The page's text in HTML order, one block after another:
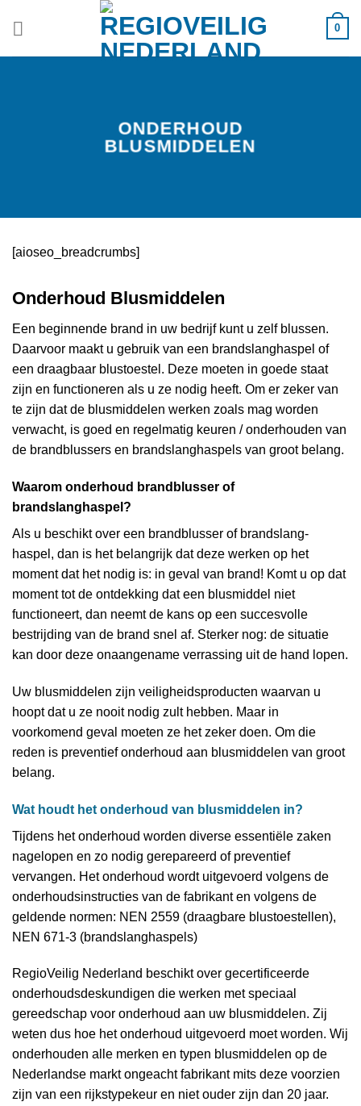
0
ONDERHOUD
BLUSMIDDELEN
[aioseo_breadcrumbs]
Onderhoud Blusmiddelen
Een beginnende brand in uw bedrijf kunt u zelf blussen.
Daarvoor maakt u gebruik van een brandslanghaspel of
een draagbaar blustoestel. Deze moeten in goede staat
zijn en functioneren als u ze nodig heeft. Om er zeker van
te zijn dat de blusmiddelen werken zoals mag worden
verwacht, is goed en regelmatig keuren / onderhouden van
de brandblussers en brandslanghaspels van groot belang.
Waarom onderhoud brandblusser of
brandslanghaspel?
Als u beschikt over een brandblusser of brandslang-
haspel, dan is het belangrijk dat deze werken op het
moment dat het nodig is: in geval van brand! Komt u op dat
moment tot de ontdekking dat een blusmiddel niet
functioneert, dan neemt de kans op een succesvolle
bestrijding van de brand snel af. Sterker nog: de situatie
kan door deze onaangename verrassing uit de hand lopen.
Uw blusmiddelen zijn veiligheidsproducten waarvan u
hoopt dat u ze nooit nodig zult hebben. Maar in
voorkomend geval moeten ze het zeker doen. Om die
reden is preventief onderhoud aan blusmiddelen van groot
belang.
Wat houdt het onderhoud van blusmiddelen in?
Tijdens het onderhoud worden diverse essentiële zaken
nagelopen en zo nodig gerepareerd of preventief
vervangen. Het onderhoud wordt uitgevoerd volgens de
onderhoudsinstructies van de fabrikant en volgens de
geldende normen: NEN 2559 (draagbare blustoestellen),
NEN 671-3 (brandslanghaspels)
RegioVeilig Nederland beschikt over gecertificeerde
onderhoudsdeskundigen die werken met speciaal
gereedschap voor onderhoud aan uw blusmiddelen. Zij
weten dus hoe het onderhoud uitgevoerd moet worden. Wij
onderhouden alle merken en typen blusmiddelen op de
Nederlandse markt ongeacht fabrikant mits deze voorzien
zijn van een rijkstypekeur en niet ouder zijn dan 20 jaar.